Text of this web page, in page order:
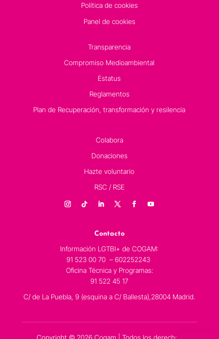
Política de cookies
Panel de cookies
Transparencia
Compromiso Medioambiental
Estatus
Reglamentos
Plan de Recuperación, transformación y resilencia
Colabora
Donaciones
Hazte voluntario
RSC / RSE
Contacto
Información LGTBI+ de COGAM:
91 523 00 70 – 602252243
Oficina Técnica y Programas:
91 522 45 17
C/ de La Puebla, 9 (esquina a C/ Ballesta),28004 Madrid.